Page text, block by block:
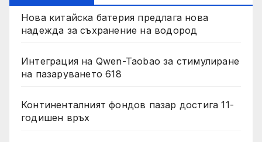
Нова китайска батерия предлага нова
надежда за съхранение на водород
Интеграция на Qwen-Taobao за стимулиране
на пазаруването 618
Континенталният фондов пазар достига 11-
годишен връх